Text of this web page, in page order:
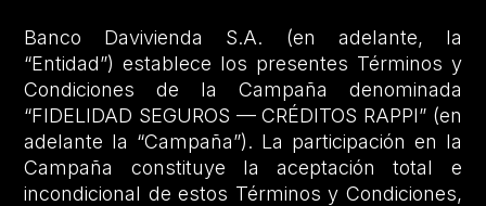
Banco Davivienda S.A. (en adelante, la
“Entidad”) establece los presentes Términos y
Condiciones de la Campaña denominada
“FIDELIDAD SEGUROS — CRÉDITOS RAPPI” (en
adelante la “Campaña”). La participación en la
Campaña constituye la aceptación total e
incondicional de estos Términos y Condiciones,